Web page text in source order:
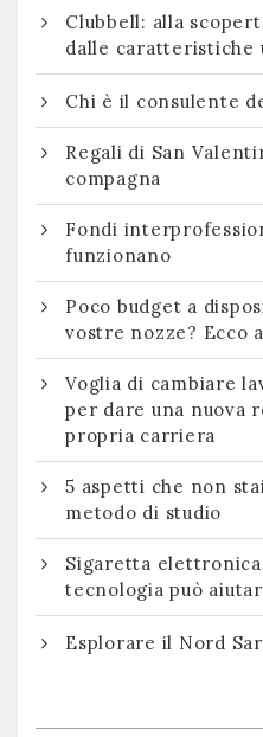
Clubbell: alla
dalle caratteristiche
Chi è il consulente
Regali di San
compagna
Fondi
funzionano
Poco budget a
vostre nozze? Ecco
Voglia di cambiare
per dare una nuova
propria carriera
5 aspetti che non
metodo di studio
Sigaretta
tecnologia può
Esplorare il Nord